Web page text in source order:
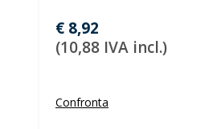
€ 8,92
(10,88 IVA incl.)
Confronta